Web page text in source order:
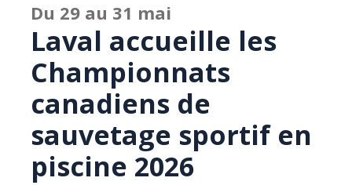
Du 29 au 31 mai
Laval accueille les
Championnats
canadiens de
sauvetage sportif en
piscine 2026